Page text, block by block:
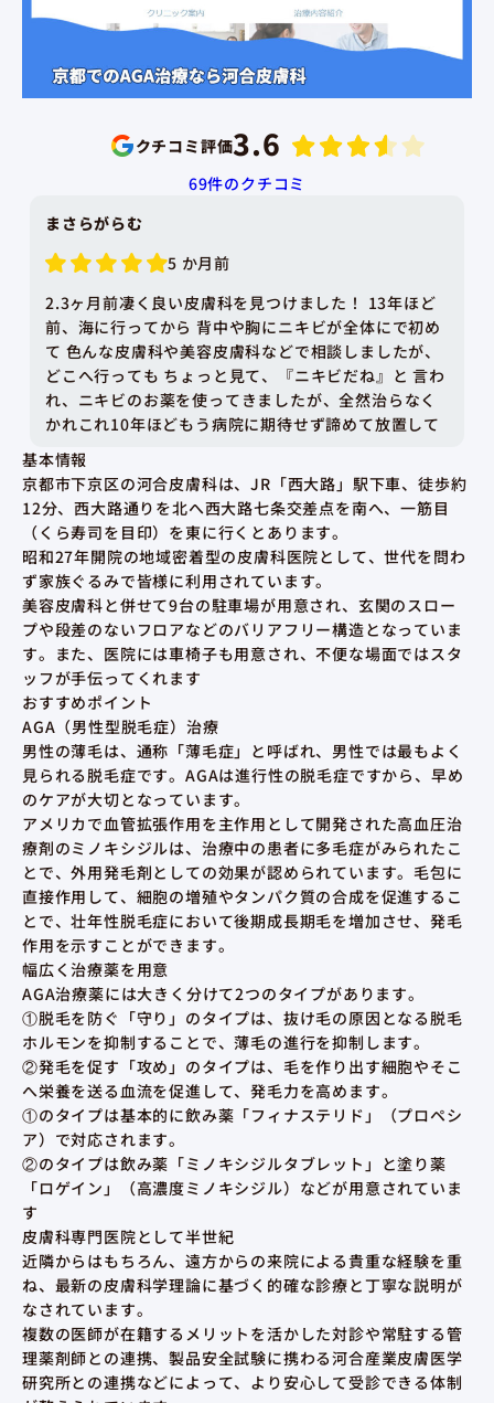
クチコミ評価3.6
69件のクチコミ
まさらがらむ
5 か月前
2.3ヶ月前凄く良い皮膚科を見つけました！ 13年ほど
前、海に行ってから 背中や胸にニキビが全体にで初め
て 色んな皮膚科や美容皮膚科などで相談しましたが、
どこへ行っても ちょっと見て、『ニキビだね』と 言わ
れ、ニキビのお薬を使ってきましたが、全然治らなく
かれこれ10年ほどもう病院に期待せず諦めて放置して
いましたが、 結婚しウェディングドレスがどうしても
着たくてこちらの病院へ行きました。 担当は男性の先
生で、 事情を説明すると、幾つか原因をあげて下さ
り、飲み薬や菌を抑える薬もくれて、少しづつです
が、治ってきています！！ 諦めていたのでほんとに嬉
しいばかりです！！ 素敵な病院、先生に出会えて良か
ったです！
基本情報
京都市下京区の河合皮膚科は、JR「西大路」駅下車、徒歩約
12分、西大路通りを北へ西大路七条交差点を南へ、一筋目
（くら寿司を目印）を東に行くとあります。
昭和27年開院の地域密着型の皮膚科医院として、世代を問わ
ず家族ぐるみで皆様に利用されています。
美容皮膚科と併せて9台の駐車場が用意され、玄関のスロー
プや段差のないフロアなどのバリアフリー構造となっていま
す。また、医院には車椅子も用意され、不便な場面ではスタ
ッフが手伝ってくれます
おすすめポイント
AGA（男性型脱毛症）治療
男性の薄毛は、通称「薄毛症」と呼ばれ、男性では最もよく
見られる脱毛症です。AGAは進行性の脱毛症ですから、早め
のケアが大切となっています。
アメリカで血管拡張作用を主作用として開発された高血圧治
療剤のミノキシジルは、治療中の患者に多毛症がみられたこ
とで、外用発毛剤としての効果が認められています。毛包に
直接作用して、細胞の増殖やタンパク質の合成を促進するこ
とで、壮年性脱毛症において後期成長期毛を増加させ、発毛
作用を示すことができます。
幅広く治療薬を用意
AGA治療薬には大きく分けて2つのタイプがあります。
①脱毛を防ぐ「守り」のタイプは、抜け毛の原因となる脱毛
ホルモンを抑制することで、薄毛の進行を抑制します。
②発毛を促す「攻め」のタイプは、毛を作り出す細胞やそこ
へ栄養を送る血流を促進して、発毛力を高めます。
①のタイプは基本的に飲み薬「フィナステリド」（プロペシ
ア）で対応されます。
②のタイプは飲み薬「ミノキシジルタブレット」と塗り薬
「ロゲイン」（高濃度ミノキシジル）などが用意されていま
す
皮膚科専門医院として半世紀
近隣からはもちろん、遠方からの来院による貴重な経験を重
ね、最新の皮膚科学理論に基づく的確な診療と丁寧な説明が
なされています。
複数の医師が在籍するメリットを活かした対診や常駐する管
理薬剤師との連携、製品安全試験に携わる河合産業皮膚医学
研究所との連携などによって、より安心して受診できる体制